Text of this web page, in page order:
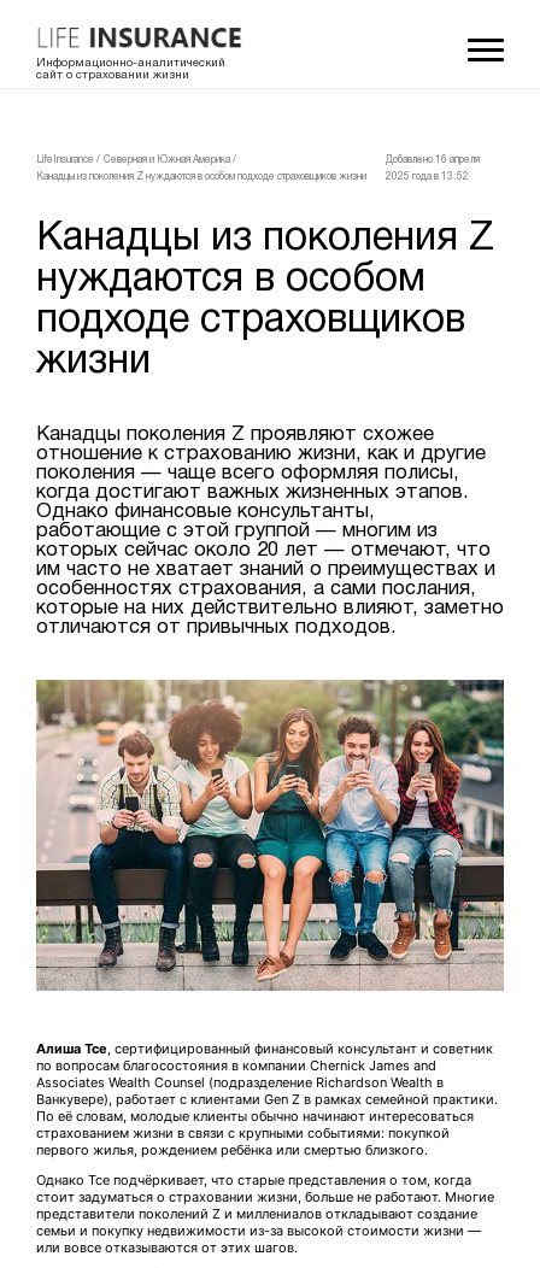
Информационно-аналитический
сайт о страховании жизни
LifeInsurance / Северная и Южная Америка /
Канадцы из поколения Z нуждаются в особом подходе страховщиков жизни
Добавлено 16 апреля
2025 года в 13:52
Канадцы из поколения Z
нуждаются в особом
подходе страховщиков
жизни
Канадцы поколения Z проявляют схожее
отношение к страхованию жизни, как и другие
поколения — чаще всего оформляя полисы,
когда достигают важных жизненных этапов.
Однако финансовые консультанты,
работающие с этой группой — многим из
которых сейчас около 20 лет — отмечают, что
им часто не хватает знаний о преимуществах и
особенностях страхования, а сами послания,
которые на них действительно влияют, заметно
отличаются от привычных подходов.
Алиша Тсе, сертифицированный финансовый консультант и советник
по вопросам благосостояния в компании Chernick James and
Associates Wealth Counsel (подразделение Richardson Wealth в
Ванкувере), работает с клиентами Gen Z в рамках семейной практики.
По её словам, молодые клиенты обычно начинают интересоваться
страхованием жизни в связи с крупными событиями: покупкой
первого жилья, рождением ребёнка или смертью близкого.
Однако Тсе подчёркивает, что старые представления о том, когда
стоит задуматься о страховании жизни, больше не работают. Многие
представители поколений Z и миллениалов откладывают создание
семьи и покупку недвижимости из-за высокой стоимости жизни —
или вовсе отказываются от этих шагов.